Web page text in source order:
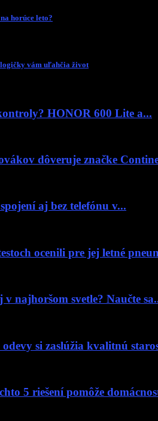
horúce leto?
vám uľahčia život
HONOR 600 Lite a...
dôveruje značke
aj bez telefónu v...
ocenili pre jej letné
najhoršom svetle? Naučte
si zaslúžia kvalitnú
5 riešení pomôže